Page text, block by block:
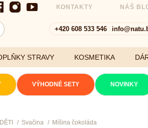
KONTAKTY NÁŠ
+420 608 533 546
Cereálie a vločky
STRAVY KOSMETIKA
VÝHODNÉ SETY NOVINKY
DĚTI Svačina Míšina čokoláda